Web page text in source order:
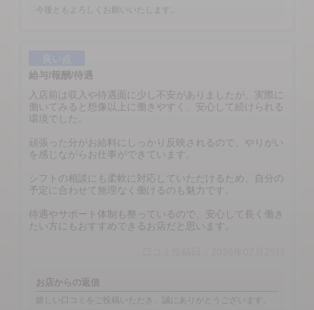
今後ともよろしくお願いいたします。
給与/報酬/待遇
入店前は収入や待遇面に少し不安がありましたが、実際に
働いてみると想像以上に働きやすく、安心して続けられる
環境でした。
頑張った分がお給料にしっかり反映されるので、やりがい
を感じながらお仕事ができています。
シフトの相談にも柔軟に対応していただけるため、自分の
予定に合わせて無理なく働けるのも魅力です。
待遇やサポート体制も整っているので、安心して長く働き
たい方にもおすすめできるお店だと思います。
お店からの返信
嬉しい口コミをご投稿いただき、誠にありがとうございます。